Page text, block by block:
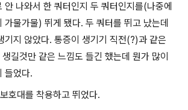
안 나와서 한 쿼터인지 두 쿼터인지를(나중에
가물가물) 뛰게 됐다. 두 쿼터를 뛰고 났는데
기지 않았다. 통증이 생기기 직전(?)과 같은
길것만 같은 느낌도 들긴 했는데 뭔가 많이
들었다.
호대를 착용하고 뛰었다.